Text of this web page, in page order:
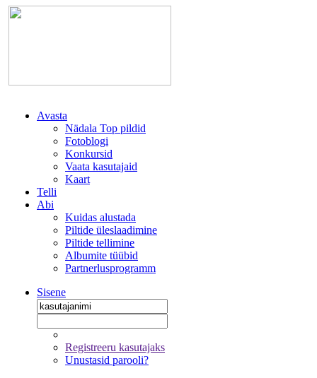
Avasta
Nädala Top pildid
Fotoblogi
Konkursid
Vaata kasutajaid
Kaart
Telli
Abi
Kuidas alustada
Piltide üleslaadimine
Piltide tellimine
Albumite tüübid
Partnerlusprogramm
Sisene
Registreeru kasutajaks
Unustasid parooli?